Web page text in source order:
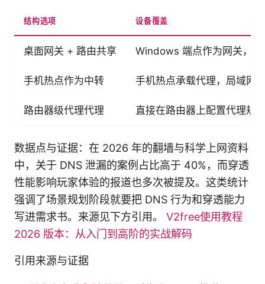
结构选项 设备覆盖
桌面网关 + 路由共享 Windows 端点作为网关，
手机热点作为中转 手机热点承载代理，局域网
路由器级代理代理 直接在路由器上配置代理规
数据点与证据：在 2026 年的翻墙与科学上网资料
中，关于 DNS 泄漏的案例占比高于 40%，而穿透
性能影响玩家体验的报道也多次被提及。这类统计
强调了场景规划阶段就要把 DNS 行为和穿透能力
写进需求书。来源见下方引用。 V2free使用教程
2026 版本：从入门到高阶的实战解码
引用来源与证据